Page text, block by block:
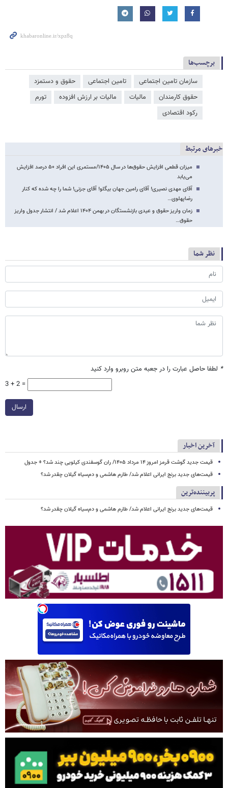
برچسب‌ها
سازمان تامین اجتماعی تامین اجتماعی
حقوق و دستمزد
حقوق کارمندان
مالیات مالیات بر ارزش افزوده
تورم
رکود اقتصادی
خبرهای مرتبط
میزان قطعی افزایش حقوق‌ها در سال ۱۴۰۵/مستمری این افراد ۵۰ درصد افزایش
می‌یابد
آقای مهدی نصیری! آقای رامین جهان بیگلو! آقای جزنی! شما را چه شده که کنار
رضاپهلوی…
زمان واریز حقوق و عیدی بازنشستگان در بهمن ۱۴۰۴ اعلام شد / انتشار جدول واریز
حقوق…
نظر شما
* لطفا حاصل عبارت را در جعبه متن روبرو وارد کنید
3 + 2 =
ارسال
آخرین اخبار
قیمت جدید گوشت قرمز امروز ۱۴ مرداد ۱۴۰۵/ ران گوسفندی کیلویی چند شد؟ + جدول
قیمت‌های جدید برنج ایرانی اعلام شد/ طارم هاشمی و دم‌سیاه گیلان چقدر شد؟
پربیننده‌ترین
قیمت‌های جدید برنج ایرانی اعلام شد/ طارم هاشمی و دم‌سیاه گیلان چقدر شد؟